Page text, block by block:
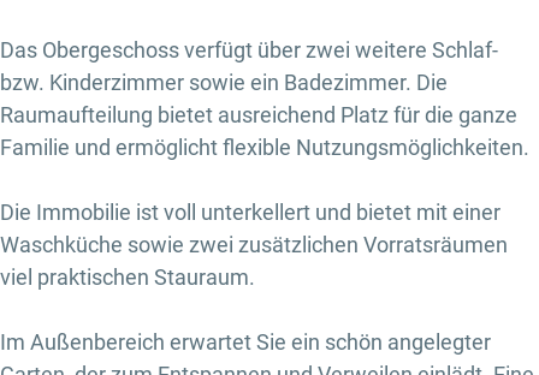
Das Obergeschoss verfügt über zwei weitere Schlaf-
bzw. Kinderzimmer sowie ein Badezimmer. Die
Raumaufteilung bietet ausreichend Platz für die ganze
Familie und ermöglicht flexible Nutzungsmöglichkeiten.
Die Immobilie ist voll unterkellert und bietet mit einer
Waschküche sowie zwei zusätzlichen Vorratsräumen
viel praktischen Stauraum.
Im Außenbereich erwartet Sie ein schön angelegter